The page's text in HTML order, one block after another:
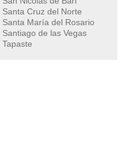
Santa Cruz del Norte
Santa María del Rosario
Santiago de las Vegas
Tapaste